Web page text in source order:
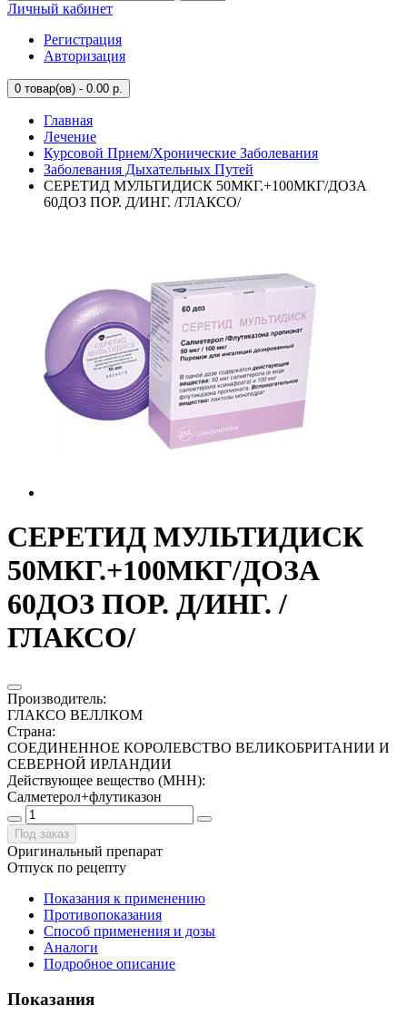
Личный кабинет
Регистрация
Авторизация
0 товар(ов) - 0.00 р.
Главная
Лечение
Курсовой Прием/Хронические Заболевания
Заболевания Дыхательных Путей
СЕРЕТИД МУЛЬТИДИСК 50МКГ.+100МКГ/ДОЗА
60ДОЗ ПОР. Д/ИНГ. /ГЛАКСО/
СЕРЕТИД МУЛЬТИДИСК
50МКГ.+100МКГ/ДОЗА
60ДОЗ ПОР. Д/ИНГ. /
ГЛАКСО/
Производитель:
ГЛАКСО ВЕЛЛКОМ
Страна:
СОЕДИНЕННОЕ КОРОЛЕВСТВО ВЕЛИКОБРИТАНИИ И
СЕВЕРНОЙ ИРЛАНДИИ
Действующее вещество (МНН):
Салметерол+флутиказон
Под заказ
Оригинальный препарат
Отпуск по рецепту
Показания к применению
Противопоказания
Способ применения и дозы
Аналоги
Подробное описание
Показания